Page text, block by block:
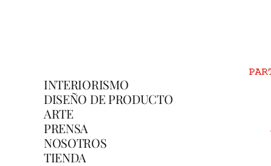
INTERIORISMO
DISEÑO DE PRODUCTO
ARTE
PRENSA
NOSOTROS
TIENDA